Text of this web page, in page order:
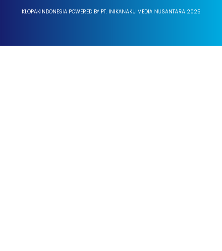
KLOPAKINDONESIA POWERED BY PT. INIKANAKU MEDIA NUSANTARA 2025